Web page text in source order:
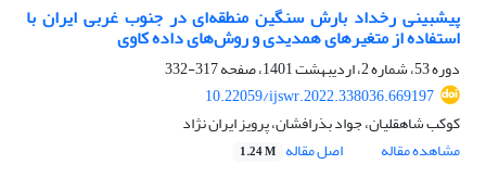
پیش‏بینی رخداد بارش‏ سنگین منطقه‌ای در جنوب غربی ایران با
استفاده از متغیرهای همدیدی و روش‌های داده‏ کاوی
دوره 53، شماره 2، اردیبهشت 1401، صفحه
317-332
10.22059/ijswr.2022.338036.669197
کوکب شاهقلیان، جواد بذرافشان، پرویز ایران نژاد
مشاهده مقاله
اصل مقاله 1.24 M